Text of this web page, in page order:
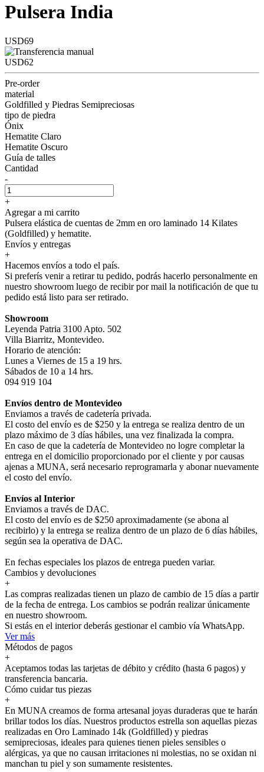
Pulsera India
USD69
USD62
Pre-order
material
Goldfilled y Piedras Semipreciosas
tipo de piedra
Ónix
Hematite Claro
Hematite Oscuro
Guía de talles
Cantidad
-
+
Agregar a mi carrito
Pulsera elástica de cuentas de 2mm en oro laminado 14 Kilates
(Goldfilled) y hematite.
Envíos y entregas
+
Hacemos envíos a todo el país.
Si preferís venir a retirar tu pedido, podrás hacerlo personalmente en
nuestro showroom luego de recibir por mail la notificación de que tu
pedido está listo para ser retirado.
Showroom
Leyenda Patria 3100 Apto. 502
Villa Biarritz, Montevideo.
Horario de atención:
Lunes a Viernes de 15 a 19 hrs.
Sábados de 10 a 14 hrs.
094 919 104
Envíos dentro de Montevideo
Enviamos a través de cadetería privada.
El costo del envío es de $250 y la entrega se realiza dentro de un
plazo máximo de 3 días hábiles, una vez finalizada la compra.
En caso de que la cadetería de Montevideo no logre completar la
entrega en el domicilio proporcionado por el cliente y por causas
ajenas a MUNA, será necesario reprogramarla y abonar nuevamente
el costo del envío.
Envíos al Interior
Enviamos a través de DAC.
El costo del envío es de $250 aproximadamente (se abona al
recibirlo) y la entrega se realiza dentro de un plazo de 6 días hábiles,
según sea la operativa de DAC.
En fechas especiales los plazos de entrega pueden variar.
Cambios y devoluciones
+
Las compras realizadas tienen un plazo de cambio de 15 días a partir
de la fecha de entrega. Los cambios se podrán realizar únicamente
en nuestro showroom.
Si estás en el interior deberás gestionar el cambio vía WhatsApp.
Ver más
Métodos de pagos
+
Aceptamos todas las tarjetas de débito y crédito (hasta 6 pagos) y
transferencia bancaria.
Cómo cuidar tus piezas
+
En MUNA creamos de forma artesanal joyas duraderas que te harán
brillar todos los días. Nuestros productos estrella son aquellas piezas
realizadas en Oro Laminado 14k (Goldfilled) y piedras
semipreciosas, ideales para quienes tienen pieles sensibles o
alérgicas, ya que no causan irritaciones ni molestias, no se oxidan ni
manchan tu piel y son sumamente resistentes.